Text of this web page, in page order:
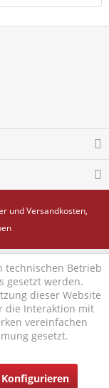
undVersandkosten,
technischen Betrieb
gesetzt werden.
dieser Website
die Interaktion mit
vereinfachen
gesetzt.
Konfigurieren